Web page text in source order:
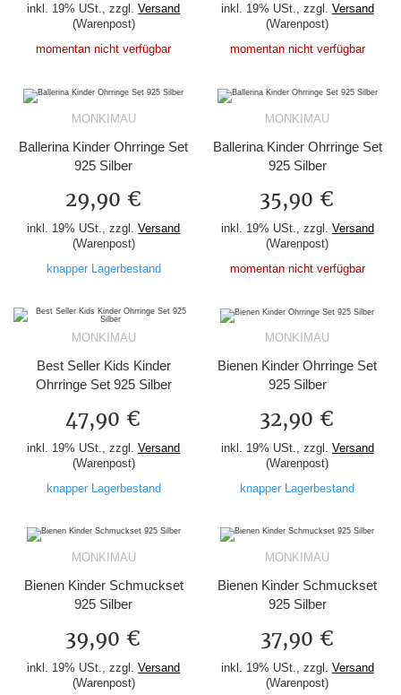
inkl. 19% USt., zzgl.Versand
(Warenpost)
momentan nicht verfügbar
inkl. 19% USt., zzgl. Versand
(Warenpost)
momentan nicht verfügbar
MONKIMAU
Ballerina Kinder Ohrringe Set
925 Silber
29,90 €
inkl. 19% USt., zzgl.Versand
(Warenpost)
knapper Lagerbestand
MONKIMAU
Ballerina Kinder Ohrringe Set
925 Silber
35,90 €
inkl. 19% USt., zzgl. Versand
(Warenpost)
momentan nicht verfügbar
MONKIMAU
Best Seller Kids Kinder
Ohrringe Set 925 Silber
47,90 €
inkl. 19% USt., zzgl.Versand
(Warenpost)
knapper Lagerbestand
MONKIMAU
Bienen Kinder Ohrringe Set
925 Silber
32,90 €
inkl. 19% USt., zzgl. Versand
(Warenpost)
knapper Lagerbestand
MONKIMAU
Bienen Kinder Schmuckset
925 Silber
39,90 €
inkl. 19% USt., zzgl.Versand
(Warenpost)
MONKIMAU
Bienen Kinder Schmuckset
925 Silber
37,90 €
inkl. 19% USt., zzgl. Versand
(Warenpost)